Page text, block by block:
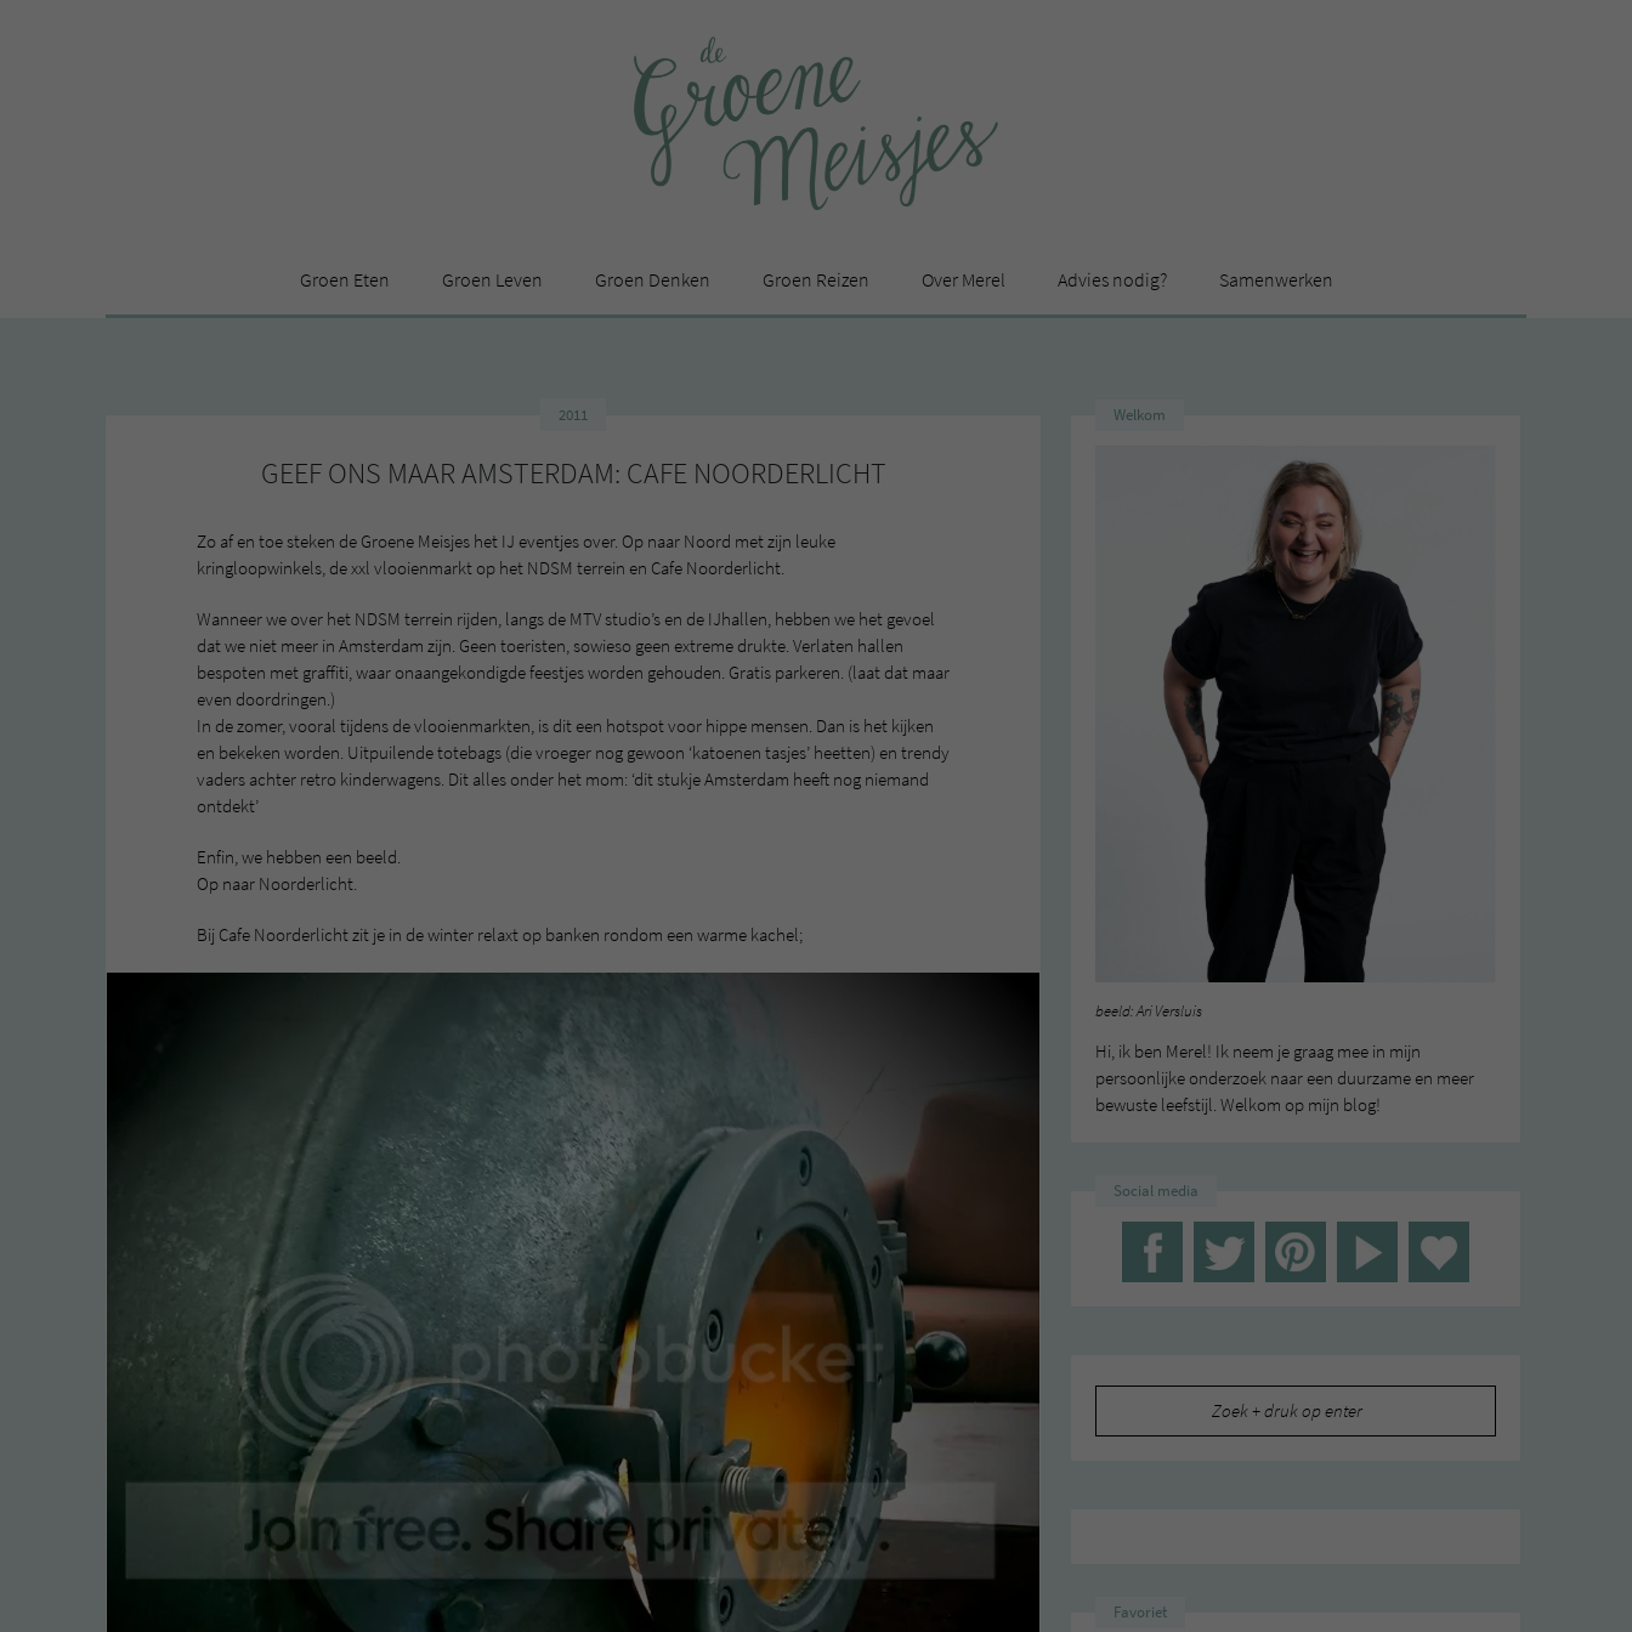
Groen Eten Groen Leven Groen Denken Groen Reizen Over Merel Advies nodig? Samenwerken
2011
GEEF ONS MAAR AMSTERDAM: CAFE NOORDERLICHT
Zo af en toe steken de Groene Meisjes het IJ eventjes over. Op naar Noord met zijn leuke
kringloopwinkels, de xxl vlooienmarkt op het NDSM terrein en Cafe Noorderlicht.
Wanneer we over het NDSM terrein rijden, langs de MTV studio’s en de IJhallen, hebben we het gevoel
dat we niet meer in Amsterdam zijn. Geen toeristen, sowieso geen extreme drukte. Verlaten hallen
bespoten met graffiti, waar onaangekondigde feestjes worden gehouden. Gratis parkeren. (laat dat maar
even doordringen.)
In de zomer, vooral tijdens de vlooienmarkten, is dit een hotspot voor hippe mensen. Dan is het kijken
en bekeken worden. Uitpuilende totebags (die vroeger nog gewoon ‘katoenen tasjes’ heetten) en trendy
vaders achter retro kinderwagens. Dit alles onder het mom: ‘dit stukje Amsterdam heeft nog niemand
ontdekt’
Enfin, we hebben een beeld.
Op naar Noorderlicht.
Bij Cafe Noorderlicht zit je in de winter relaxt op banken rondom een warme kachel;
Welkom
beeld: Ari Versluis
Hi, ik ben Merel! Ik neem je graag mee in mijn
persoonlijke onderzoek naar een duurzame en meer
bewuste leefstijl. Welkom op mijn blog!
Social media
Favoriet